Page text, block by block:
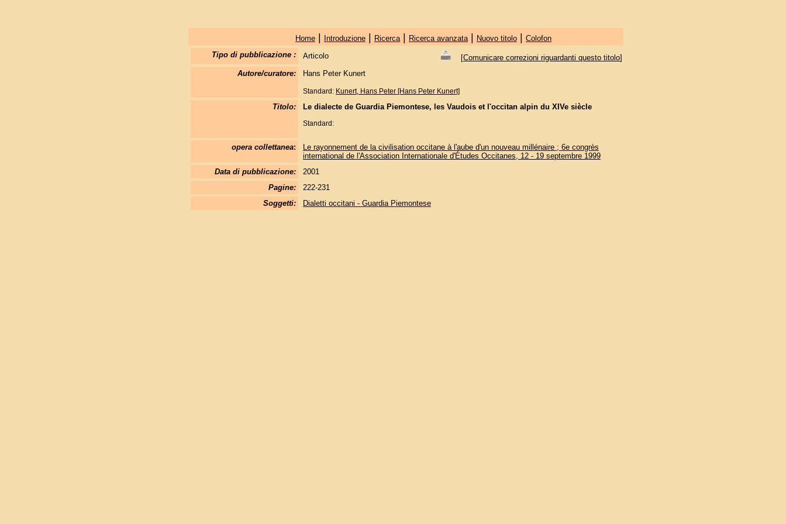
Home| Introduzione| Ricerca| Ricerca avanzata| Nuovo titolo| Colofon
Tipo di pubblicazione :
Articolo [Comunicare correzioni riguardanti questo titolo]
Autore/curatore:
Hans Peter Kunert
Standard: Kunert, Hans Peter [Hans Peter Kunert]
Titolo: Le dialecte de Guardia Piemontese, les Vaudois et l'occitan alpin du XIVe siècle
Standard:
opera collettanea:
Le rayonnement de la civilisation occitane à l'aube d'un nouveau millénaire ; 6e congrès
international de l'Association Internationale d'Études Occitanes, 12 - 19 septembre 1999
Data di pubblicazione:
2001
Pagine:
222-231
Soggetti:
Dialetti occitani - Guardia Piemontese